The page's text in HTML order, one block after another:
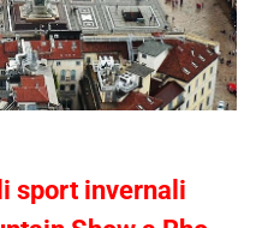
sport invernali